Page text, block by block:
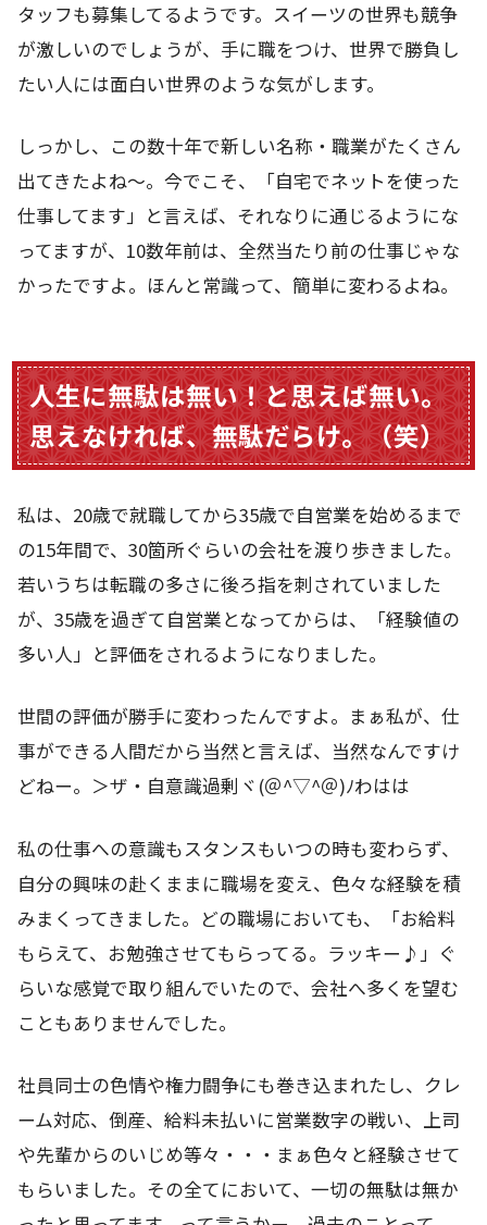
タッフも募集してるようです。スイーツの世界も競争
が激しいのでしょうが、手に職をつけ、世界で勝負し
たい人には面白い世界のような気がします。
しっかし、この数十年で新しい名称・職業がたくさん
出てきたよね～。今でこそ、「自宅でネットを使った
仕事してます」と言えば、それなりに通じるようにな
ってますが、10数年前は、全然当たり前の仕事じゃな
かったですよ。ほんと常識って、簡単に変わるよね。
人生に無駄は無い！と思えば無い。
思えなければ、無駄だらけ。（笑）
私は、20歳で就職してから35歳で自営業を始めるまで
の15年間で、30箇所ぐらいの会社を渡り歩きました。
若いうちは転職の多さに後ろ指を刺されていました
が、35歳を過ぎて自営業となってからは、「経験値の
多い人」と評価をされるようになりました。
世間の評価が勝手に変わったんですよ。まぁ私が、仕
事ができる人間だから当然と言えば、当然なんですけ
どねー。＞ザ・自意識過剰ヾ(＠^▽^＠)ﾉわはは
私の仕事への意識もスタンスもいつの時も変わらず、
自分の興味の赴くままに職場を変え、色々な経験を積
みまくってきました。どの職場においても、「お給料
もらえて、お勉強させてもらってる。ラッキー♪」ぐ
らいな感覚で取り組んでいたので、会社へ多くを望む
こともありませんでした。
社員同士の色情や権力闘争にも巻き込まれたし、クレ
ーム対応、倒産、給料未払いに営業数字の戦い、上司
や先輩からのいじめ等々・・・まぁ色々と経験させて
もらいました。その全てにおいて、一切の無駄は無か